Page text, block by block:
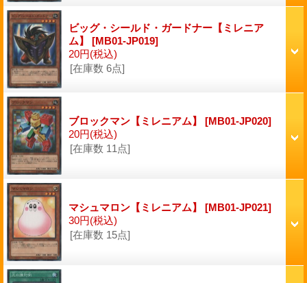
ビッグ・シールド・ガードナー【ミレニア
ム】 [MB01-JP019]
20円(税込)
[在庫数 6点]
ブロックマン【ミレニアム】 [MB01-JP020]
20円(税込)
[在庫数 11点]
マシュマロン【ミレニアム】 [MB01-JP021]
30円(税込)
[在庫数 15点]